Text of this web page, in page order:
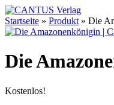
Startseite » Produkt » Die
Die
Kostenlos!